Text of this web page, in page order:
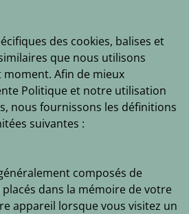
des cookies, balises et
que nous utilisons
Afin de mieux
Politique et notre utilisation
nous fournissons les définitions
suivantes :
composés de
dans la mémoire de votre
appareil lorsque vous visitez un